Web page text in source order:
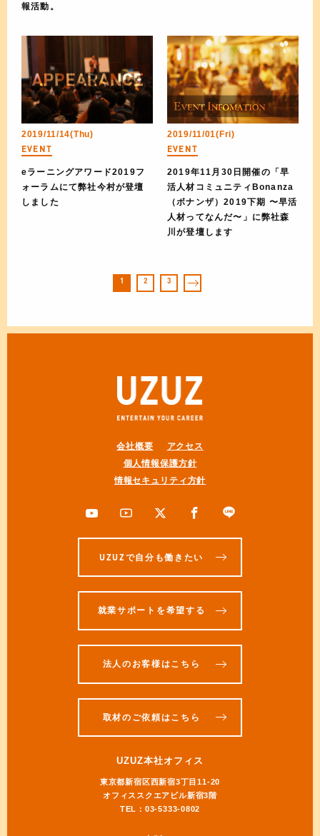
報活動。
2019/11/14(Thu)
EVENT
eラーニングアワード2019フ
ォーラムにて弊社今村が登壇
しました
2019/11/01(Fri)
EVENT
2019年11月30日開催の「早
活人材コミュニティBonanza
（ボナンザ）2019下期 〜早活
人材ってなんだ〜」に弊社森
川が登壇します
1 2 3
会社概要
アクセス
個人情報保護方針
情報セキュリティ方針
UZUZで自分も働きたい
就業サポートを希望する
法人のお客様はこちら
取材のご依頼はこちら
UZUZ本社オフィス
東京都新宿区西新宿3丁目11-20
オフィススクエアビル新宿3階
TEL：03-5333-0802